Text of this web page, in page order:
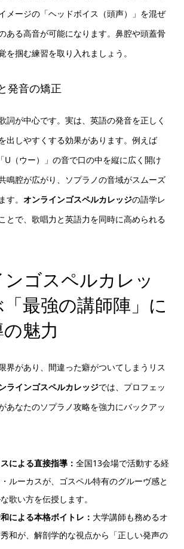
メージの「ヘッドボイス（頭声）」を混ぜ
ある高音が可能になります。鼻腔や頭蓋骨
を掴む練習を取り入れましょう。
発音の矯正
詞が中心です。実は、英語の発音を正しく
出しやすくする効果があります。例えば
U（ウー）」の音で口の中を縦に広く開け
鳴腔が広がり、ソプラノの音域がスムーズ
す。 オンラインゴスペルカレッジの語学レ
とで、歌唱力と英語力を同時に高められる
ゴスペルカレッ
最強の講師陣」に
魅力
界があり、間違った癖がついてしまうリス
ラインゴスペルカレッジでは、プロフェッ
あなたのソプラノ攻略を強力にバックアッ
による直接指導：全国13会場で活動する経
ルーカスが、ゴスペル特有のグルーヴ感と
歌い方を伝授します。
による本格ボイトレ： 大学講師も務めるオ
和が、解剖学的な視点から「正しい発声の